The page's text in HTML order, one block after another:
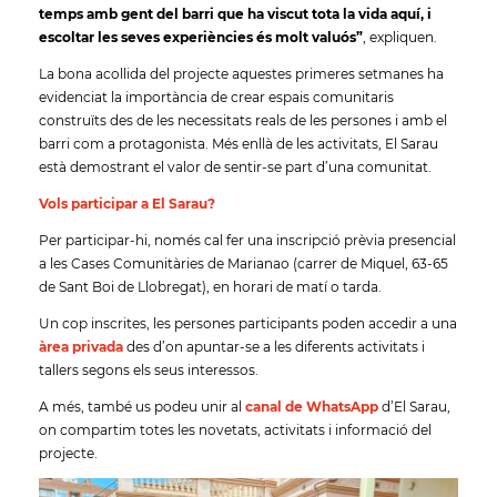
temps amb gent del barri que ha viscut tota la vida aquí, i
escoltar les seves experiències és molt valuós” , expliquen.
La bona acollida del projecte aquestes primeres setmanes ha
evidenciat la importància de crear espais comunitaris
construïts des de les necessitats reals de les persones i amb el
barri com a protagonista. Més enllà de les activitats, El Sarau
està demostrant el valor de sentir-se part d’una comunitat.
Vols participar a El Sarau?
Per participar-hi, només cal fer una inscripció prèvia presencial
a les Cases Comunitàries de Marianao (carrer de Miquel, 63-65
de Sant Boi de Llobregat), en horari de matí o tarda.
Un cop inscrites, les persones participants poden accedir a una
àrea privada des d’on apuntar-se a les diferents activitats i
tallers segons els seus interessos.
A més, també us podeu unir al canal de WhatsApp d’El Sarau,
on compartim totes les novetats, activitats i informació del
projecte.